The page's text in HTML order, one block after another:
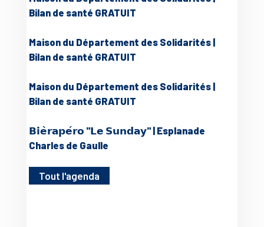
Bilan de santé GRATUIT
Maison du Département des Solidarités |
Bilan de santé GRATUIT
Maison du Département des Solidarités |
Bilan de santé GRATUIT
𝗕𝗶𝗲̀𝗿𝗮𝗽𝗲́𝗿𝗼 "𝗟𝗲 𝗦𝘂𝗻𝗱𝗮𝘆" | Esplanade
Charles de Gaulle
Tout l'agenda